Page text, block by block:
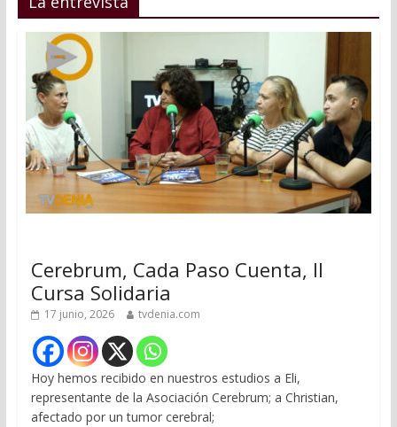
Cerebrum, Cada Paso Cuenta, II
Cursa Solidaria
17 junio, 2026 tvdenia.com
Hoy hemos recibido en nuestros estudios a Eli,
representante de la Asociación Cerebrum; a Christian,
afectado por un tumor cerebral;